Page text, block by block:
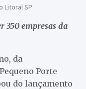
Litoral SP
350 empresas da
da
Porte
do lançamento